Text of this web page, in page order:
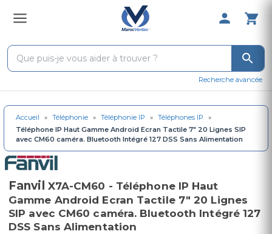
0 Produit
Recherche avancée
Accueil » Téléphonie » Téléphonie IP » Téléphones IP
»
Téléphone IP Haut Gamme Android Ecran Tactile 7" 20 Lignes SIP
avec CM60 caméra. Bluetooth Intégré 127 DSS Sans Alimentation
Fanvil X7A-CM60 - Téléphone IP Haut
Gamme Android Ecran Tactile 7" 20 Lignes
SIP avec CM60 caméra. Bluetooth Intégré 127
DSS Sans Alimentation